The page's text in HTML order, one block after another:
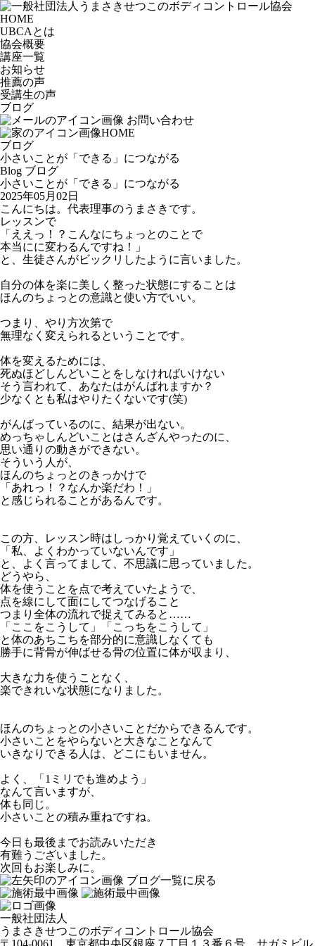
HOME
UBCAとは
協会概要
講座一覧
お知らせ
推薦の声
受講生の声
ブログ
お問い合わせ
HOME
ブログ
小さいことが「できる」につながる
Blog ブログ
小さいことが「できる」につながる
2025年05月02日
こんにちは。代表理事のうまさきです。
レッスンで
「ええっ！？こんなにちょっとのことで
本当にに変わるんですね！」
と、生徒さんがビックリしたように言いました。
自分の体を楽に美しく整った状態にすることは
ほんのちょっとの意識と使い方でいい。
つまり、やり方次第で
無理なく変えられるということです。
体を変えるためには、
死ぬほどしんどいことをしなければいけない
そう言われて、あなたはがんばれますか？
少なくとも私はやりたくないです(笑)
がんばっているのに、結果が出ない。
めっちゃしんどいことはさんざんやったのに、
思い通りの動きができない。
そういう人が、
ほんのちょっとのきっかけで
「あれっ！？なんか楽だわ！」
と感じられることがあるんです。
この方、レッスン時はしっかり覚えていくのに、
「私、よくわかっていないんです」
と、よく言ってまして、不思議に思っていました。
どうやら、
体を使うことを点で考えていたようで、
点を線にして面にしてつなげること
つまり全体の流れで捉えてみると……
「ここをこうして」「こっちをこうして」
と体のあちこちを部分的に意識しなくても
勝手に背骨が伸ばせる骨の位置に体が収まり、
大きな力を使うことなく、
楽できれいな状態になりました。
ほんのちょっとの小さいことだからできるんです。
小さいことをやらないと大きなことなんて
いきなりできる人は、どこにもいません。
よく、「1ミリでも進めよう」
なんて言いますが、
体も同じ。
小さいことの積み重ねですね。
今日も最後までお読みいただき
有難うございました。
次回もお楽しみに。
ブログ一覧に戻る
一般社団法人
うまさきせつこのボディコントロール協会
〒104-0061 東京都中央区銀座７丁目１３番６号 サガミビル